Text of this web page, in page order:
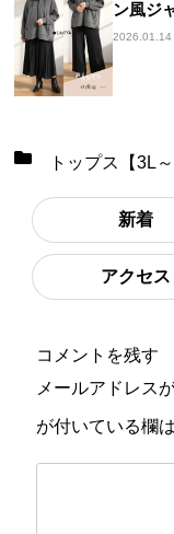
ン風ジ
2026.01.14
トップス【3L～
新着
アクセス
コメントを残す
メールアドレス
が付いている欄